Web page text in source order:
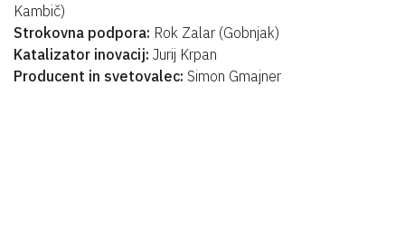
Kambič)
Strokovna podpora: Rok Zalar (Gobnjak)
Katalizator inovacij: Jurij Krpan
Producent in svetovalec: Simon Gmajner